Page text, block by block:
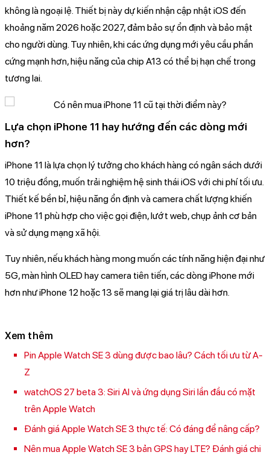
không là ngoại lệ. Thiết bị này dự kiến nhận cập nhật iOS đến
khoảng năm 2026 hoặc 2027, đảm bảo sự ổn định và bảo mật
cho người dùng. Tuy nhiên, khi các ứng dụng mới yêu cầu phần
cứng mạnh hơn, hiệu năng của chip A13 có thể bị hạn chế trong
tương lai.
Lựa chọn iPhone 11 hay hướng đến các dòng mới
hơn?
iPhone 11 là lựa chọn lý tưởng cho khách hàng có ngân sách dưới
10 triệu đồng, muốn trải nghiệm hệ sinh thái iOS với chi phí tối ưu.
Thiết kế bền bỉ, hiệu năng ổn định và camera chất lượng khiến
iPhone 11 phù hợp cho việc gọi điện, lướt web, chụp ảnh cơ bản
và sử dụng mạng xã hội.
Tuy nhiên, nếu khách hàng mong muốn các tính năng hiện đại như
5G, màn hình OLED hay camera tiên tiến, các dòng iPhone mới
hơn như iPhone 12 hoặc 13 sẽ mang lại giá trị lâu dài hơn.
Xem thêm
Pin Apple Watch SE 3 dùng được bao lâu? Cách tối ưu từ A-
Z
watchOS 27 beta 3: Siri AI và ứng dụng Siri lần đầu có mặt
trên Apple Watch
Đánh giá Apple Watch SE 3 thực tế: Có đáng để nâng cấp?
Nên mua Apple Watch SE 3 bản GPS hay LTE? Đánh giá chi